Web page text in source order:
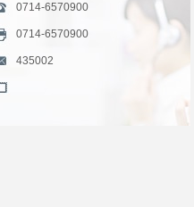
0714-6570900
0714-6570900
435002